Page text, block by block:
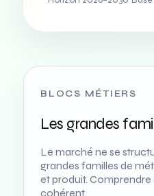
BLOCS MÉTIERS
Les grandes
Le marché ne se
grandes familles de
et produit.
cohérent.